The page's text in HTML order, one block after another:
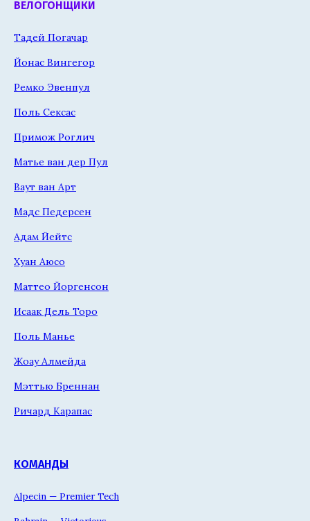
ВЕЛОГОНЩИКИ
Тадей Погачар
Йонас Вингегор
Ремко Эвенпул
Поль Сексас
Примож Роглич
Матье ван дер Пул
Ваут ван Арт
Мадс Педерсен
Адам Йейтс
Хуан Аюсо
Маттео Йоргенсон
Исаак Дель Торо
Поль Манье
Жоау Алмейда
Мэттью Бреннан
Ричард Карапас
КОМАНДЫ
Alpecin — Premier Tech